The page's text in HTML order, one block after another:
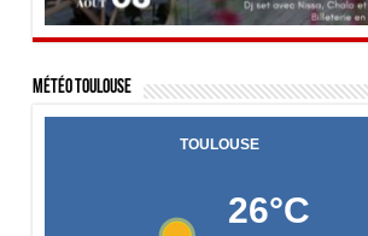
Météo Toulouse